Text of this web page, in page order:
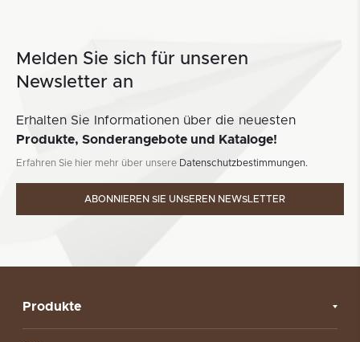
Melden Sie sich für unseren
Newsletter an
Erhalten Sie Informationen über die neuesten
Produkte, Sonderangebote und Kataloge!
Erfahren Sie hier mehr über unsere Datenschutzbestimmungen.
ABONNIEREN SIE UNSEREN NEWSLETTER
Produkte